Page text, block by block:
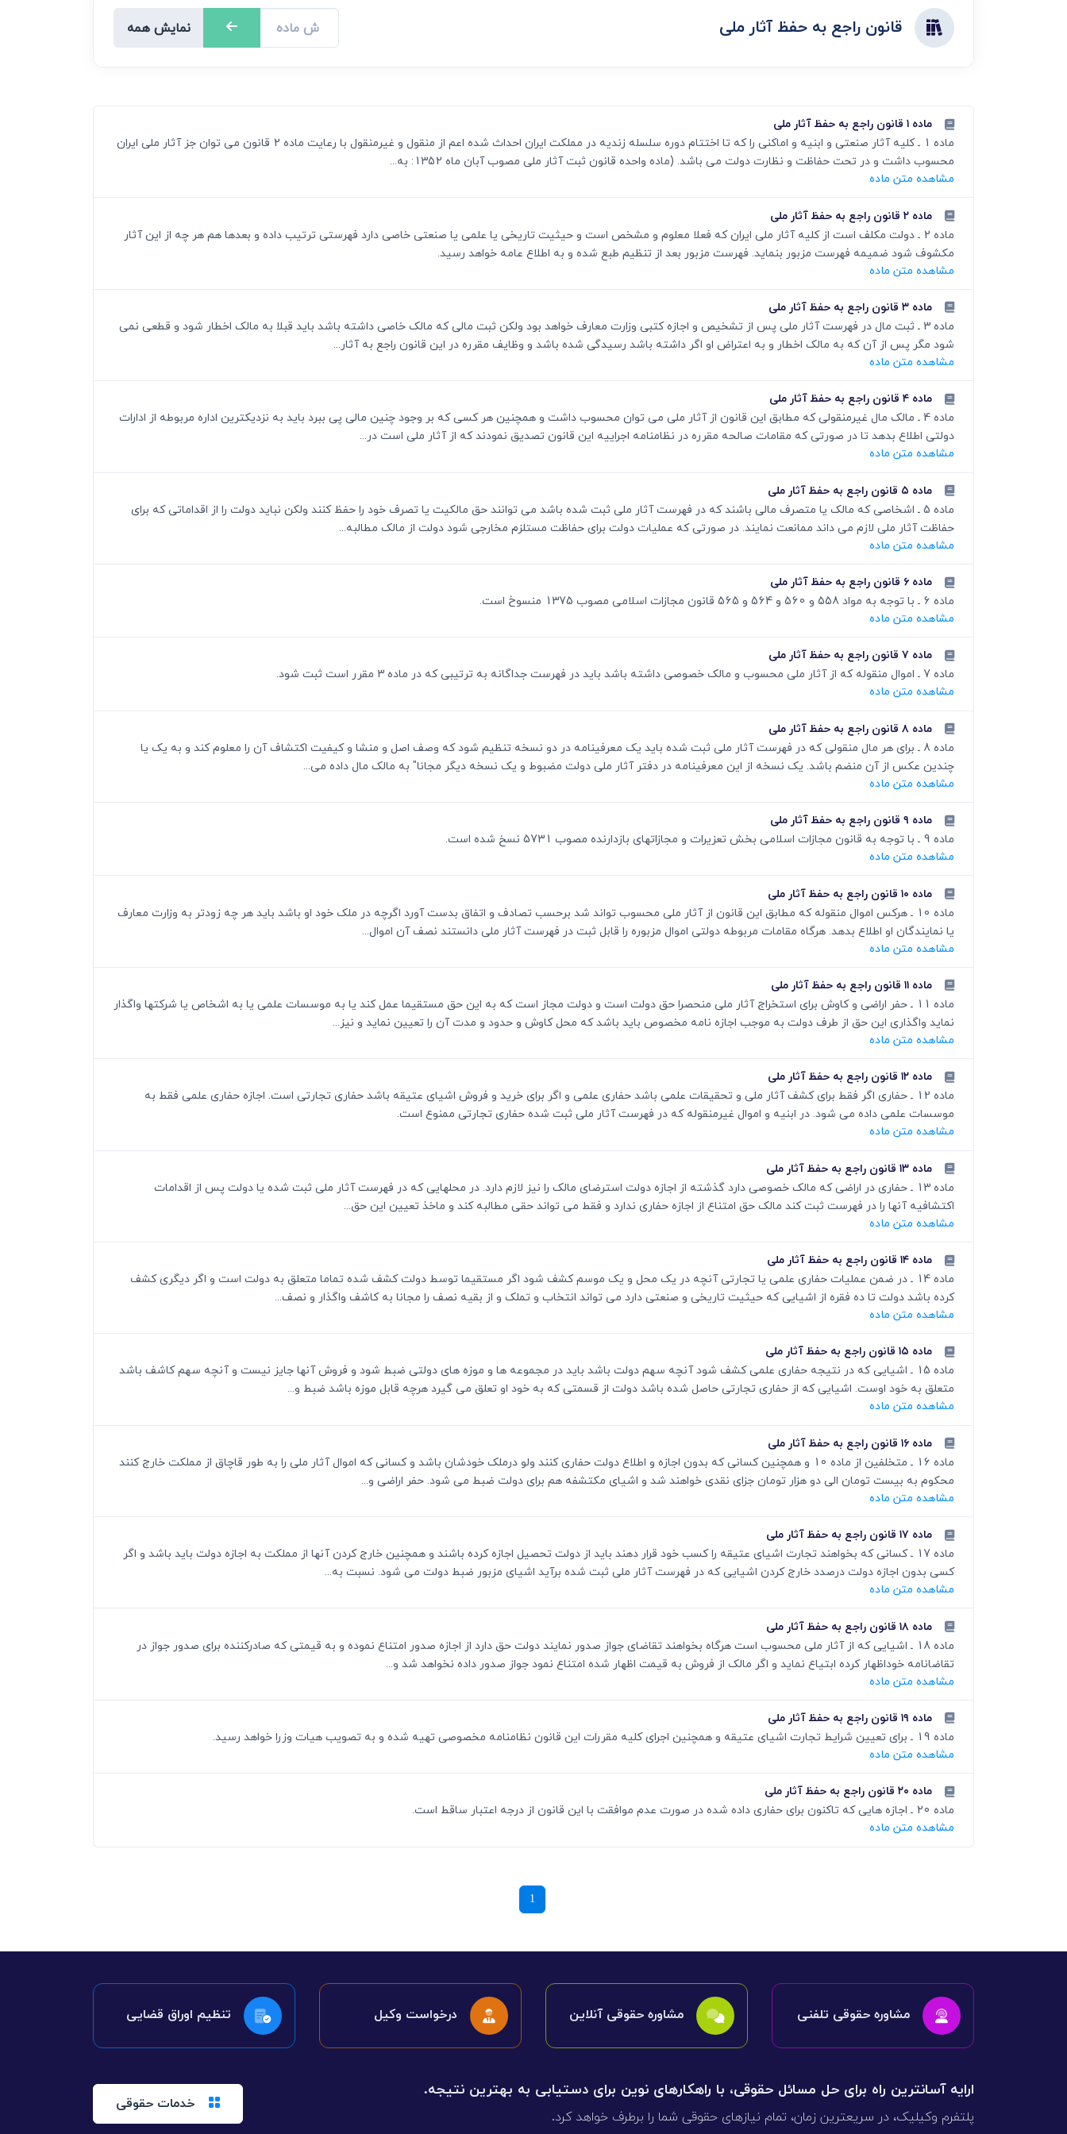
ابطال سند رسمی، افراز، ابطال مراحل ثبتی...قانون راجع به حفظ آثار ملی نمایش همه
ماده ۱ قانون راجع به حفظ آثار ملی
ماده 1 ـ کلیه آثار صنعتی و ابنیه و اماکنی را که تا اختتام دوره سلسله زندیه در مملکت ایران احداث شده اعم از منقول و غیرمنقول با رعایت ماده 2 قانون می توان جز آثار ملی ایران
محسوب داشت و در تحت حفاظت و نظارت دولت می باشد. (ماده واحده قانون ثبت آثار ملی مصوب آبان ماه 1352: به...
مشاهده متن ماده
ماده ۲ قانون راجع به حفظ آثار ملی
ماده 2 ـ دولت مکلف است از کلیه آثار ملی ایران که فعلا معلوم و مشخص است و حیثیت تاریخی یا علمی یا صنعتی خاصی دارد فهرستی ترتیب داده و بعدها هم هر چه از این آثار
مکشوف شود ضمیمه فهرست مزبور بنماید. فهرست مزبور بعد از تنظیم طبع شده و به اطلاع عامه خواهد رسید.
مشاهده متن ماده
ماده ۳ قانون راجع به حفظ آثار ملی
ماده 3 ـ ثبت مال در فهرست آثار ملی پس از تشخیص و اجازه کتبی وزارت معارف خواهد بود ولکن ثبت مالی که مالک خاصی داشته باشد باید قبلا به مالک اخطار شود و قطعی نمی
شود مگر پس از آن که به مالک اخطار و به اعتراض او اگر داشته باشد رسیدگی شده باشد و وظایف مقرره در این قانون راجع به آثار...
مشاهده متن ماده
ماده ۴ قانون راجع به حفظ آثار ملی
ماده 4 ـ مالک مال غیرمنقولی که مطابق این قانون از آثار ملی می توان محسوب داشت و همچنین هر کسی که بر وجود چنین مالی پی ببرد باید به نزدیکترین اداره مربوطه از ادارات
دولتی اطلاع بدهد تا در صورتی که مقامات صالحه مقرره در نظامنامه اجراییه این قانون تصدیق نمودند که از آثار ملی است در...
مشاهده متن ماده
ماده ۵ قانون راجع به حفظ آثار ملی
ماده 5 ـ اشخاصی که مالک یا متصرف مالی باشند که در فهرست آثار ملی ثبت شده باشد می توانند حق مالکیت یا تصرف خود را حفظ کنند ولکن نباید دولت را از اقداماتی که برای
حفاظت آثار ملی لازم می داند ممانعت نمایند. در صورتی که عملیات دولت برای حفاظت مستلزم مخارجی شود دولت از مالک مطالبه...
مشاهده متن ماده
ماده ۶ قانون راجع به حفظ آثار ملی
ماده 6 ـ با توجه به مواد 558 و 560 و 564 و 565 قانون مجازات اسلامی مصوب 1375 منسوخ است.
مشاهده متن ماده
ماده ۷ قانون راجع به حفظ آثار ملی
ماده 7 ـ اموال منقوله که از آثار ملی محسوب و مالک خصوصی داشته باشد باید در فهرست جداگانه به ترتیبی که در ماده 3 مقرر است ثبت شود.
مشاهده متن ماده
ماده ۸ قانون راجع به حفظ آثار ملی
ماده 8 ـ برای هر مال منقولی که در فهرست آثار ملی ثبت شده باید یک معرفینامه در دو نسخه تنظیم شود که وصف اصل و منشا و کیفیت اکتشاف آن را معلوم کند و به یک یا
چندین عکس از آن منضم باشد. یک نسخه از این معرفینامه در دفتر آثار ملی دولت مضبوط و یک نسخه دیگر مجانا" به مالک مال داده می...
مشاهده متن ماده
ماده ۹ قانون راجع به حفظ آثار ملی
ماده 9 ـ با توجه به قانون مجازات اسلامی بخش تعزیرات و مجازاتهای بازدارنده مصوب 5731 نسخ شده است.
مشاهده متن ماده
ماده ۱۰ قانون راجع به حفظ آثار ملی
ماده 10 ـ هرکس اموال منقوله که مطابق این قانون از آثار ملی محسوب تواند شد برحسب تصادف و اتفاق بدست آورد اگرچه در ملک خود او باشد باید هر چه زودتر به وزارت معارف
یا نمایندگان او اطلاع بدهد. هرگاه مقامات مربوطه دولتی اموال مزبوره را قابل ثبت در فهرست آثار ملی دانستند نصف آن اموال...
مشاهده متن ماده
ماده ۱۱ قانون راجع به حفظ آثار ملی
ماده 11 ـ حفر اراضی و کاوش برای استخراج آثار ملی منحصرا حق دولت است و دولت مجاز است که به این حق مستقیما عمل کند یا به موسسات علمی یا به اشخاص یا شرکتها واگذار
نماید واگذاری این حق از طرف دولت به موجب اجازه نامه مخصوص باید باشد که محل کاوش و حدود و مدت آن را تعیین نماید و نیز...
مشاهده متن ماده
ماده ۱۲ قانون راجع به حفظ آثار ملی
ماده 12 ـ حفاری اگر فقط برای کشف آثار ملی و تحقیقات علمی باشد حفاری علمی و اگر برای خرید و فروش اشیای عتیقه باشد حفاری تجارتی است. اجازه حفاری علمی فقط به
موسسات علمی داده می شود. در ابنیه و اموال غیرمنقوله که در فهرست آثار ملی ثبت شده حفاری تجارتی ممنوع است.
مشاهده متن ماده
ماده ۱۳ قانون راجع به حفظ آثار ملی
ماده 13 ـ حفاری در اراضی که مالک خصوصی دارد گذشته از اجازه دولت استرضای مالک را نیز لازم دارد. در محلهایی که در فهرست آثار ملی ثبت شده یا دولت پس از اقدامات
اکتشافیه آنها را در فهرست ثبت کند مالک حق امتناع از اجازه حفاری ندارد و فقط می تواند حقی مطالبه کند و ماخذ تعیین این حق...
مشاهده متن ماده
ماده ۱۴ قانون راجع به حفظ آثار ملی
ماده 14 ـ در ضمن عملیات حفاری علمی یا تجارتی آنچه در یک محل و یک موسم کشف شود اگر مستقیما توسط دولت کشف شده تماما متعلق به دولت است و اگر دیگری کشف
کرده باشد دولت تا ده فقره از اشیایی که حیثیت تاریخی و صنعتی دارد می تواند انتخاب و تملک و از بقیه نصف را مجانا به کاشف واگذار و نصف...
مشاهده متن ماده
ماده ۱۵ قانون راجع به حفظ آثار ملی
ماده 15 ـ اشیایی که در نتیجه حفاری علمی کشف شود آنچه سهم دولت باشد باید در مجموعه ها و موزه های دولتی ضبط شود و فروش آنها جایز نیست و آنچه سهم کاشف باشد
متعلق به خود اوست. اشیایی که از حفاری تجارتی حاصل شده باشد دولت از قسمتی که به خود او تعلق می گیرد هرچه قابل موزه باشد ضبط و...
مشاهده متن ماده
ماده ۱۶ قانون راجع به حفظ آثار ملی
ماده 16 ـ متخلفین از ماده 10 و همچنین کسانی که بدون اجازه و اطلاع دولت حفاری کنند ولو درملک خودشان باشد و کسانی که اموال آثار ملی را به طور قاچاق از مملکت خارج کنند
محکوم به بیست تومان الی دو هزار تومان جزای نقدی خواهند شد و اشیای مکتشفه هم برای دولت ضبط می شود. حفر اراضی و...
مشاهده متن ماده
ماده ۱۷ قانون راجع به حفظ آثار ملی
ماده 17 ـ کسانی که بخواهند تجارت اشیای عتیقه را کسب خود قرار دهند باید از دولت تحصیل اجازه کرده باشند و همچنین خارج کردن آنها از مملکت به اجازه دولت باید باشد و اگر
کسی بدون اجازه دولت درصدد خارج کردن اشیایی که در فهرست آثار ملی ثبت شده برآید اشیای مزبور ضبط دولت می شود. نسبت به...
مشاهده متن ماده
ماده ۱۸ قانون راجع به حفظ آثار ملی
ماده 18 ـ اشیایی که از آثار ملی محسوب است هرگاه بخواهند تقاضای جواز صدور نمایند دولت حق دارد از اجازه صدور امتناع نموده و به قیمتی که صادرکننده برای صدور جواز در
تقاضانامه خوداظهار کرده ابتیاع نماید و اگر مالک از فروش به قیمت اظهار شده امتناع نمود جواز صدور داده نخواهد شد و...
مشاهده متن ماده
ماده ۱۹ قانون راجع به حفظ آثار ملی
ماده 19 ـ برای تعیین شرایط تجارت اشیای عتیقه و همچنین اجرای کلیه مقررات این قانون نظامنامه مخصوصی تهیه شده و به تصویب هیات وزرا خواهد رسید.
مشاهده متن ماده
ماده ۲۰ قانون راجع به حفظ آثار ملی
ماده 20 ـ اجازه هایی که تاکنون برای حفاری داده شده در صورت عدم موافقت با این قانون از درجه اعتبار ساقط است.
مشاهده متن ماده
1
مشاوره حقوقی تلفنی مشاوره حقوقی آنلاین درخواست وکیل تنظیم اوراق قضایی
ارایه آسانترین راه برای حل مسائل حقوقی، با راهکارهای نوین برای دستیابی به بهترین نتیجه.
پلتفرم وکیلیک، در سریعترین زمان، تمام نیازهای حقوقی شما را برطرف خواهد کرد.
خدمات حقوقی